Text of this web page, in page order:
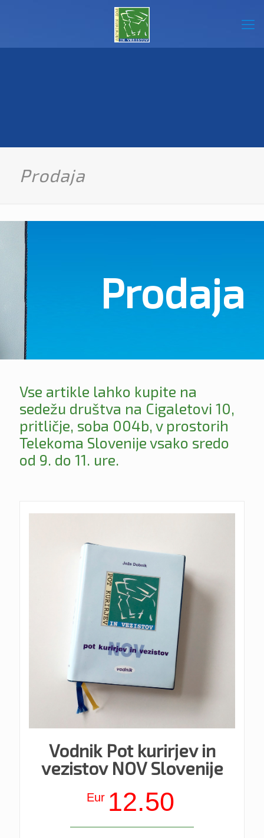
Prodaja
Prodaja
Vse artikle lahko kupite na
sedežu društva na Cigaletovi 10,
pritličje, soba 004b, v prostorih
Telekoma Slovenije vsako sredo
od 9. do 11. ure.
Vodnik Pot kurirjev in
vezistov NOV Slovenije
Eur 12.50